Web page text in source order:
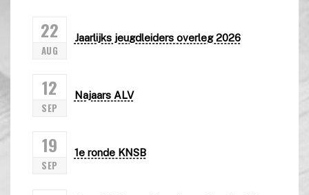
22
AUG
Jaarlijks jeugdleiders overleg 2026
12
SEP
Najaars ALV
19
SEP
1e ronde KNSB